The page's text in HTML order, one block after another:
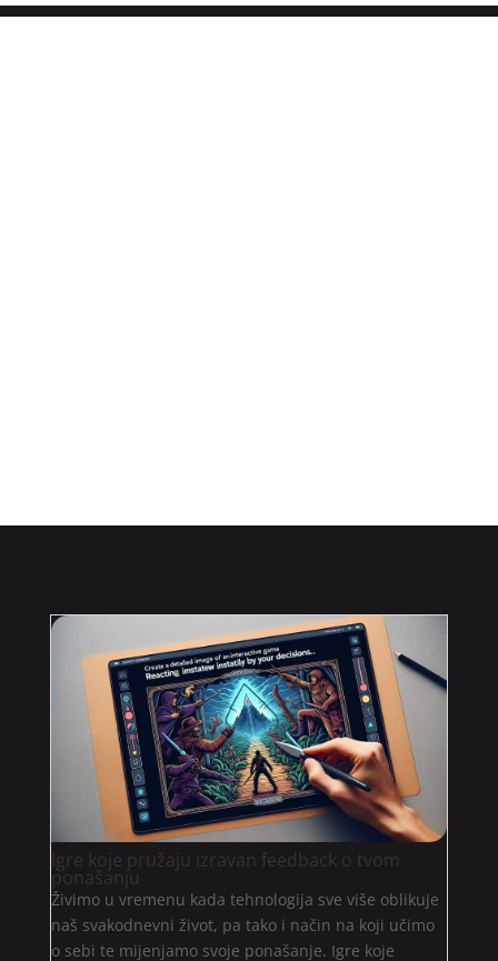
Igre koje pružaju izravan feedback o tvom
ponašanju
Živimo u vremenu kada tehnologija sve više oblikuje
naš svakodnevni život, pa tako i način na koji učimo
o sebi te mijenjamo svoje ponašanje. Igre koje